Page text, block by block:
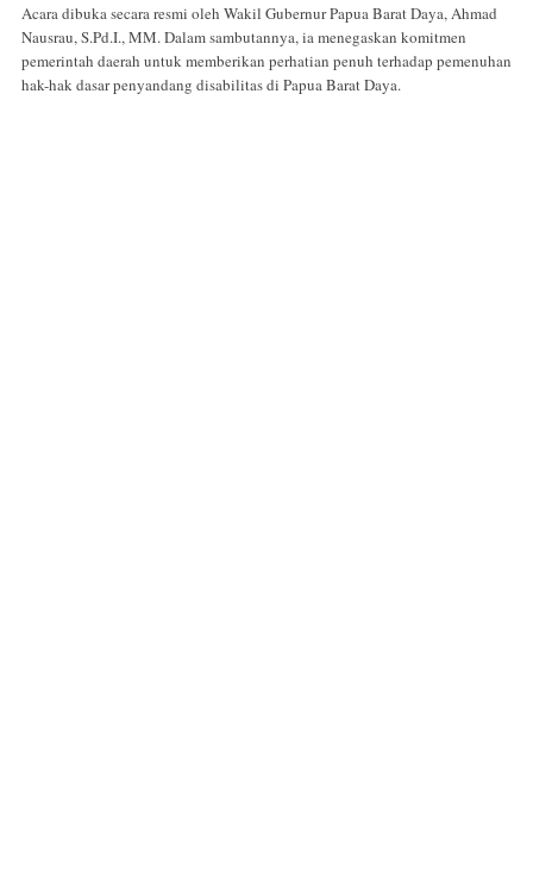
Acara dibuka secara resmi oleh Wakil Gubernur Papua Barat Daya, Ahmad
Nausrau, S.Pd.I., MM. Dalam sambutannya, ia menegaskan komitmen
pemerintah daerah untuk memberikan perhatian penuh terhadap pemenuhan
hak-hak dasar penyandang disabilitas di Papua Barat Daya.